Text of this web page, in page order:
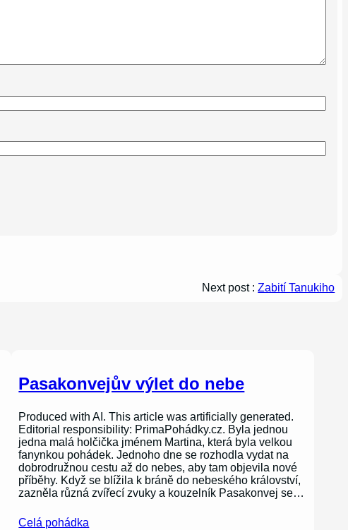
Next post :Zabití Tanukiho
Pasakonvejův výlet do nebe
Produced with AI. This article was artificially generated.
Editorial responsibility: PrimaPohádky.cz. Byla jednou
jedna malá holčička jménem Martina, která byla velkou
fanynkou pohádek. Jednoho dne se rozhodla vydat na
dobrodružnou cestu až do nebes, aby tam objevila nové
příběhy. Když se blížila k bráně do nebeského království,
zazněla různá zvířecí zvuky a kouzelník Pasakonvej se…
Celá pohádka